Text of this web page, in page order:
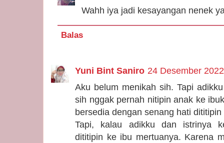
Wahh iya jadi kesayangan nenek
Balas
Yuni Bint Saniro 24 Desember
Aku belum menikah sih. Tapi
sih nggak pernah nitipin anak ke
bersedia dengan senang hati
Tapi, kalau adikku dan istrinya
dititipin ke ibu mertuanya. Karena